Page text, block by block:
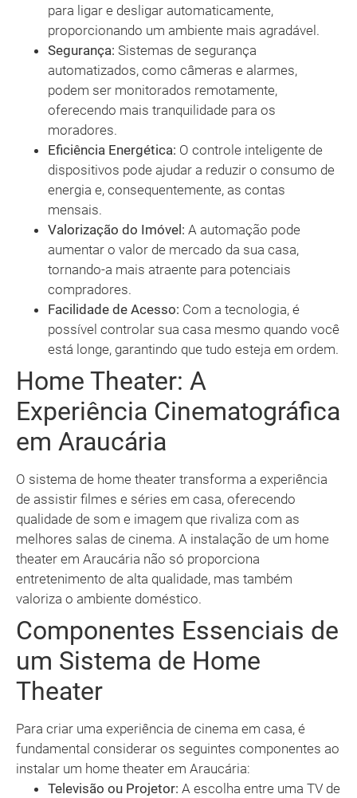
para ligar e desligar automaticamente,
proporcionando um ambiente mais agradável.
Segurança: Sistemas de segurança
automatizados, como câmeras e alarmes,
podem ser monitorados remotamente,
oferecendo mais tranquilidade para os
moradores.
Eficiência Energética: O controle inteligente de
dispositivos pode ajudar a reduzir o consumo de
energia e, consequentemente, as contas
mensais.
Valorização do Imóvel: A automação pode
aumentar o valor de mercado da sua casa,
tornando-a mais atraente para potenciais
compradores.
Facilidade de Acesso: Com a tecnologia, é
possível controlar sua casa mesmo quando você
está longe, garantindo que tudo esteja em ordem.
Home Theater: A
Experiência Cinematográfica
em Araucária
O sistema de home theater transforma a experiência
de assistir filmes e séries em casa, oferecendo
qualidade de som e imagem que rivaliza com as
melhores salas de cinema. A instalação de um home
theater em Araucária não só proporciona
entretenimento de alta qualidade, mas também
valoriza o ambiente doméstico.
Componentes Essenciais de
um Sistema de Home
Theater
Para criar uma experiência de cinema em casa, é
fundamental considerar os seguintes componentes ao
instalar um home theater em Araucária:
Televisão ou Projetor: A escolha entre uma TV de